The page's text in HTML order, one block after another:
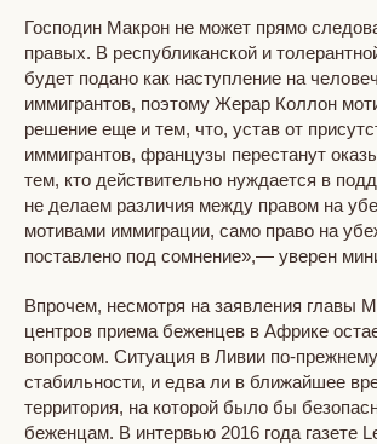
Господин Макрон не может прямо
правых. В республиканской и
будет подано как наступление на
иммигрантов, поэтому Жерар Коллон
решение еще и тем, что, устав от
иммигрантов, французы перестанут
тем, кто действительно нуждается в
не делаем различия между правом на
мотивами иммиграции, само право на
поставлено под сомнение»,— уверен
Впрочем, несмотря на заявления главы
центров приема беженцев в Африке
вопросом. Ситуация в Ливии по-
стабильности, и едва ли в ближайшее
территория, на которой было бы
беженцам. В интервью 2016 года газете